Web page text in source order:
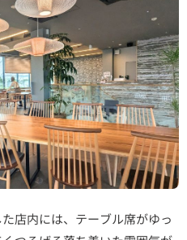
店内には、テーブル席がゆっ